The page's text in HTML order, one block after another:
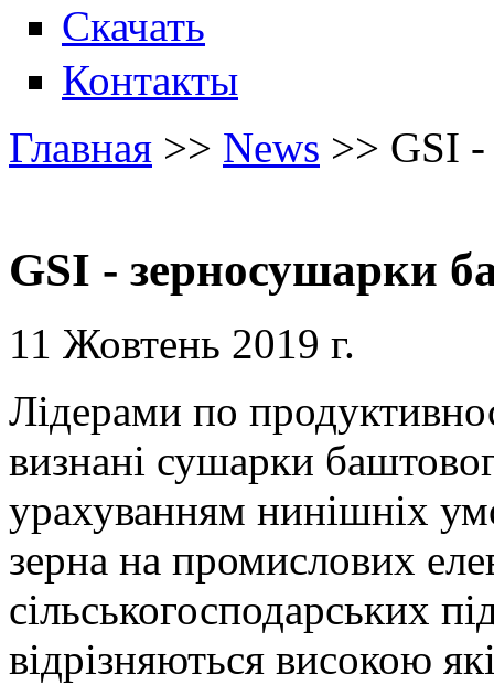
Скачать
Контакты
Главная >> News >> GSI -
GSI - зерносушарки
11 Жовтень 2019 г.
Лідерами по
визнані сушарки
урахуванням нинішніх
зерна на промислових
сільськогосподарських
відрізняються високою